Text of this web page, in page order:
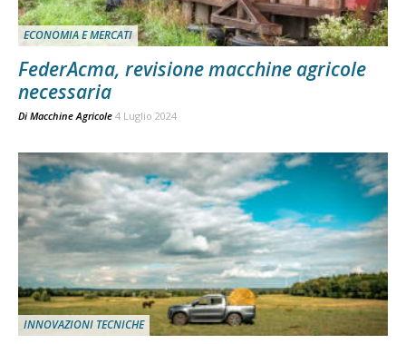
ECONOMIA E MERCATI
FederAcma, revisione macchine agricole
necessaria
Di Macchine Agricole 4 Luglio 2024
INNOVAZIONI TECNICHE